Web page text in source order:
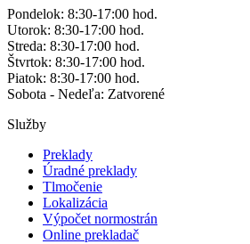
Pondelok: 8:30-17:00 hod.
Utorok: 8:30-17:00 hod.
Streda: 8:30-17:00 hod.
Štvrtok: 8:30-17:00 hod.
Piatok: 8:30-17:00 hod.
Sobota - Nedeľa: Zatvorené
Služby
Preklady
Úradné preklady
Tlmočenie
Lokalizácia
Výpočet normostrán
Online prekladač